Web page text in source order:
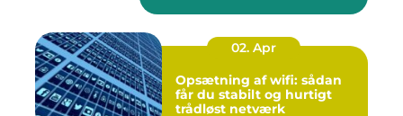
02. Apr
Opsætning af wifi: sådan
får du stabilt og hurtigt
trådløst netværk